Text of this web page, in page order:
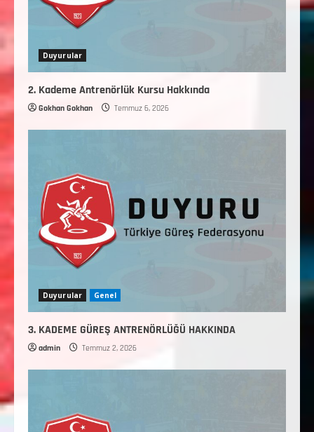
Duyurular
2. Kademe Antrenörlük Kursu Hakkında
Gokhan Gokhan Temmuz 6, 2026
Duyurular Genel
3. KADEME GÜREŞ ANTRENÖRLÜĞÜ HAKKINDA
admin Temmuz 2, 2026